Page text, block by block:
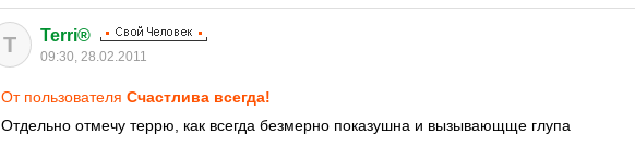
T Terri®
09:30, 28.02.2011
От пользователя Счастлива всегда!
Отдельно отмечу террю, как всегда безмерно показушна и вызывающще глупа